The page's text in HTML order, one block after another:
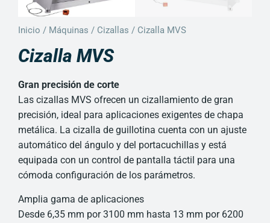
Inicio / Máquinas / Cizallas / Cizalla MVS
Cizalla MVS
Gran precisión de corte
Las cizallas MVS ofrecen un cizallamiento de gran
precisión, ideal para aplicaciones exigentes de chapa
metálica. La cizalla de guillotina cuenta con un ajuste
automático del ángulo y del portacuchillas y está
equipada con un control de pantalla táctil para una
cómoda configuración de los parámetros.
Amplia gama de aplicaciones
Desde 6,35 mm por 3100 mm hasta 13 mm por 6200